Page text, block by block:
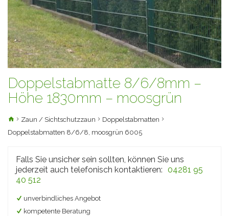
Doppelstabmatte 8/6/8mm –
Höhe 1830mm – moosgrün
Zaun / Sichtschutzzaun
Doppelstabmatten
Doppelstabmatten 8/6/8, moosgrün 6005
Falls Sie unsicher sein sollten, können Sie uns
jederzeit auch telefonisch kontaktieren: 04281 95
40 512
unverbindliches Angebot
kompetente Beratung